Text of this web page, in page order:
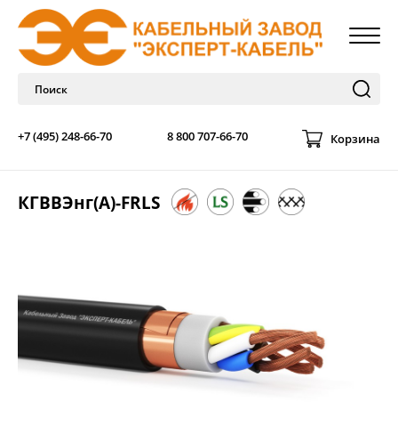
+7 (495) 248-66-70 8 800 707-66-70 Корзина
КГВВЭнг(А)-FRLS